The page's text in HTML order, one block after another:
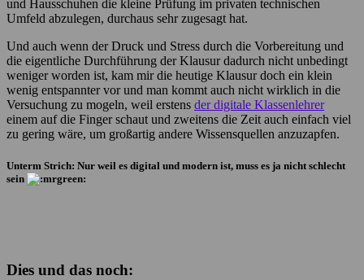
und Hausschuhen die kleine Prüfung im privaten technischen
Umfeld abzulegen, durchaus sehr zugesagt hat.
Und auch wenn der Druck und Stress durch die Vorbereitung und
die eigentliche Durchführung der Klausur dadurch nicht unbedingt
weniger worden ist, kam mir die heutige Klausur doch ein klein
wenig entspannter vor und man kommt auch nicht wirklich in die
Versuchung zu mogeln, weil erstens der digitale Klassenlehrer
einem auf die Finger schaut und zweitens die Zeit auch einfach viel
zu gering wäre, um großartig andere Wissensquellen anzuzapfen.
Unterm Strich: Nur weil es digital und modern ist, muss es ja nicht schlecht
sein
Dies und das noch: